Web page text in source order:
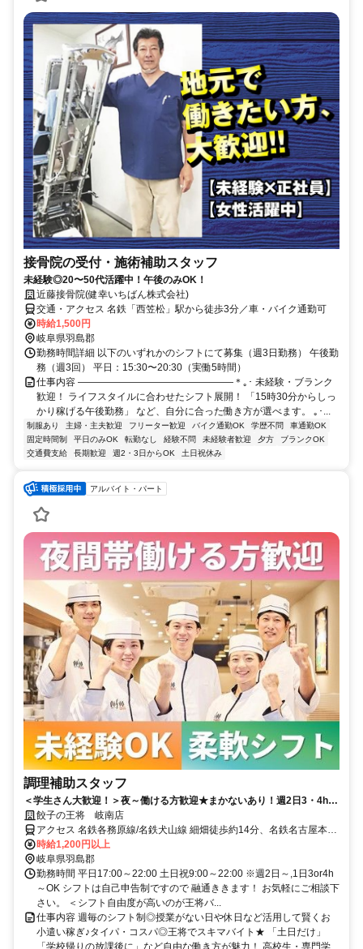
接骨院の受付・施術補助スタッフ
未経験◎20〜50代活躍中！午後のみOK！
近藤接骨院(健幸いちばん株式会社)
交通・アクセス 名鉄「西笠松」駅から徒歩3分／車・バイク通勤可
時給1,500円
岐阜県羽島郡
勤務時間詳細 以下のいずれかのシフトにて募集（週3日勤務） 午後勤
務（週3回） 平日：15:30〜20:30（実働5時間）
仕事内容 ――――――――――――――――＊｡･ 未経験・ブランク
歓迎！ ライフスタイルに合わせたシフト展開！ 「15時30分からしっ
かり稼げる午後勤務」 など、自分に合った働き方が選べます。 ｡･...
制服あり 主婦・主夫歓迎 フリーター歓迎 バイク通勤OK 学歴不問
車通勤OK
固定時間制
平日のみOK 転勤なし 経験不問 未経験者歓迎 夕方
ブランクOK
交通費支給
長期歓迎 週2・3日からOK 土日祝休み
アルバイト・パート
調理補助スタッフ
＜学生さん大歓迎！＞夜～働ける方歓迎★まかないあり！週2日3・4h～
柔軟な週毎シフト！学生さん活躍中♪未経験・短時間◎
餃子の王将 岐南店
アクセス 名鉄各務原線/名鉄犬山線 細畑徒歩約14分、名鉄名古屋本線/
名鉄空港線 岐南東口徒歩約20分
時給1,200円以上
岐阜県羽島郡
勤務時間 平日17:00～22:00 土日祝9:00～22:00 ※週2日～,1日3or4h
～OK シフトは自己申告制ですので 融通ききます！ お気軽にご相談下
さい。 ＜シフト自由度が高いのが王将バ...
仕事内容 週毎のシフト制◎授業がない日や休日など活用して賢くお
小遣い稼ぎ♪タイパ・コスパ◎王将でスキマバイト★ 「土日だけ」
「学校帰りの放課後に」など自由な働き方が魅力！ 高校生・専門学